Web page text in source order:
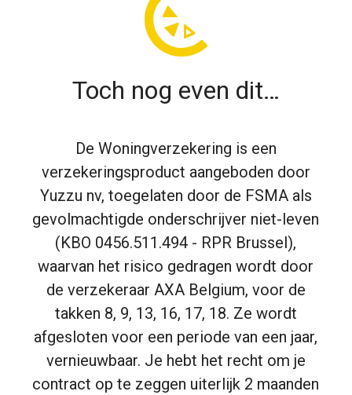
Toch nog even dit…
De Woningverzekering is een
verzekeringsproduct aangeboden door
Yuzzu nv, toegelaten door de FSMA als
gevolmachtigde onderschrijver niet-leven
(KBO 0456.511.494 - RPR Brussel),
waarvan het risico gedragen wordt door
de verzekeraar AXA Belgium, voor de
takken 8, 9, 13, 16, 17, 18. Ze wordt
afgesloten voor een periode van een jaar,
vernieuwbaar. Je hebt het recht om je
contract op te zeggen uiterlijk 2 maanden